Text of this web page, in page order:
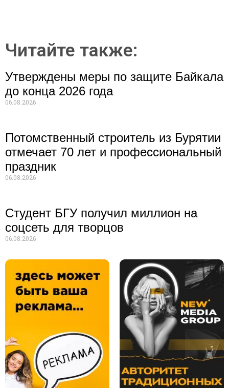
Читайте также:
Утверждены меры по защите Байкала
до конца 2026 года
06.08.2026
Потомственный строитель из Бурятии
отмечает 70 лет и профессиональный
праздник
06.08.2026
Студент БГУ получил миллион на
соцсеть для творцов
06.08.2026